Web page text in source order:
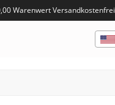
Warenwert Versandkostenfrei